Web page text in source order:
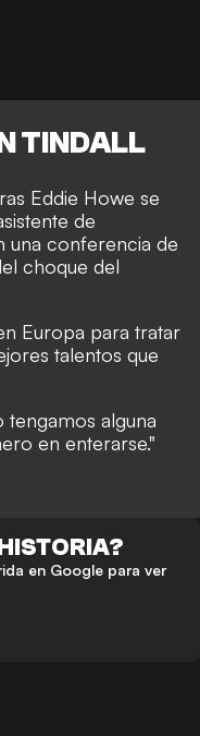
TINDALL
Eddie Howe se
de
una conferencia de
choque del
Europa para tratar
talentos que
tengamos alguna
en enterarse."
en Google para ver